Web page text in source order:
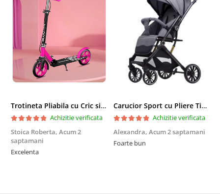
Trotineta Pliabila cu Cric si Maner Reglabil
Achizitie verificata
Stoica Roberta, Acum 2
saptamani
Excelenta
Carucior Sport cu Pliere Tip Troller si Maner Reversibil - Gri
Achizitie verificata
Alexandra, Acum 2 saptamani
Foarte bun